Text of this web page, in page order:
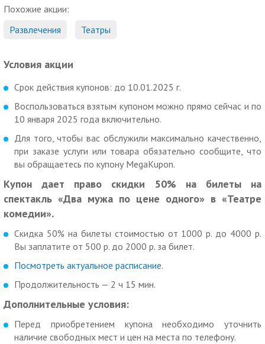
Похожие акции:
Развлечения
Театры
Условия акции
Срок действия купонов: до 10.01.2025 г.
Воспользоваться взятым купоном можно прямо сейчас и по
10 января 2025 года включительно.
Для того, чтобы вас обслужили максимально качественно,
при заказе услуги или товара обязательно сообщите, что
вы обращаетесь по купону MegaKupon.
Купон дает право скидки 50% на билеты на
спектакль «Два мужа по цене одного» в «Театре
комедии».
Скидка 50% на билеты стоимостью от 1000 р. до 4000 р.
Вы заплатите от 500 р. до 2000 р. за билет.
Посмотреть актуальное расписание.
Продолжительность — 2 ч 15 мин.
Дополнительные условия:
Перед приобретением купона необходимо уточнить
наличие свободных мест и цен на места по телефону.